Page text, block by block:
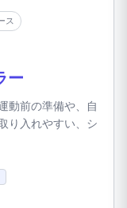
ス
ー
動前の準備や、自
り入れやすい、シ